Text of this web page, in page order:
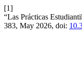
[1]
“Las Prácticas
383, May 2026, doi: